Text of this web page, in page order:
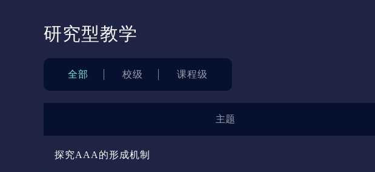
研究型教学
全部 校级 课程级
主题
探究AAA的形成机制